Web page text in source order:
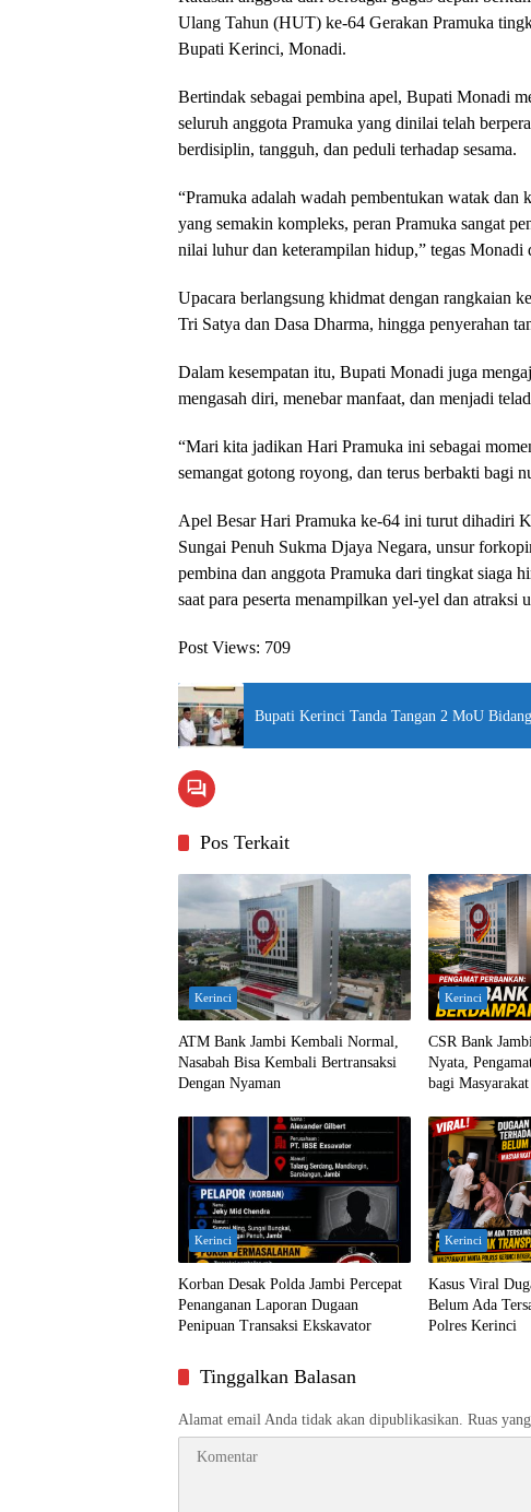
Ulang Tahun (HUT) ke-64 Gerakan Pramuka
Bupati Kerinci, Monadi.
Bertindak sebagai pembina apel, Bupati Monadi
seluruh anggota Pramuka yang dinilai telah
berdisiplin, tangguh, dan peduli terhadap sesama.
“Pramuka adalah wadah pembentukan watak
yang semakin kompleks, peran Pramuka sangat
nilai luhur dan keterampilan hidup,” tegas Monadi
Upacara berlangsung khidmat dengan rangkaian
Tri Satya dan Dasa Dharma, hingga penyerahan
Dalam kesempatan itu, Bupati Monadi juga
mengasah diri, menebar manfaat, dan menjadi
“Mari kita jadikan Hari Pramuka ini sebagai
semangat gotong royong, dan terus berbakti bagi
Apel Besar Hari Pramuka ke-64 ini turut dihadiri
Sungai Penuh Sukma Djaya Negara, unsur
pembina dan anggota Pramuka dari tingkat siaga
saat para peserta menampilkan yel-yel dan atraksi
Post Views: 709
Bupati Kerinci Tanda Tangan 2 MoU
Pos Terkait
Kerinci
ATM Bank Jambi Kembali Normal,
Nasabah Bisa Kembali Bertransaksi
Dengan Nyaman
Kerinci
CSR Bank
Nyata,
bagi
Kerinci
Korban Desak Polda Jambi Percepat
Penanganan Laporan Dugaan
Penipuan Transaksi Ekskavator
Kerinci
Kasus Viral
Belum Ada
Polres Kerinci
Tinggalkan Balasan
Alamat email Anda tidak akan dipublikasikan. Ruas